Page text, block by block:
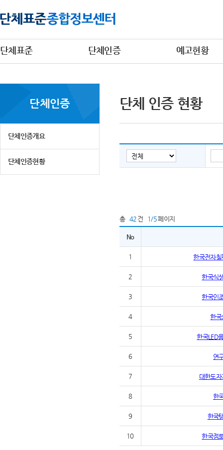
단체표준 단체인증 예고현황
단체인증
단체인증개요
단체인증현황
단체 인증 현황
총 42 건 1/5페이지
No
1 한국전자
2 한국식
3 한국인
4 한국
5 한국LED
6 연
7 대한도
8 한
9 한국
10 한국점